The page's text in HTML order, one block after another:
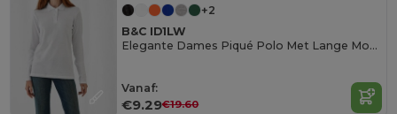
+2
B&C ID1LW
Elegante Dames Piqué Polo Met Lange Mouwen
Vanaf:
€9.29€19.60